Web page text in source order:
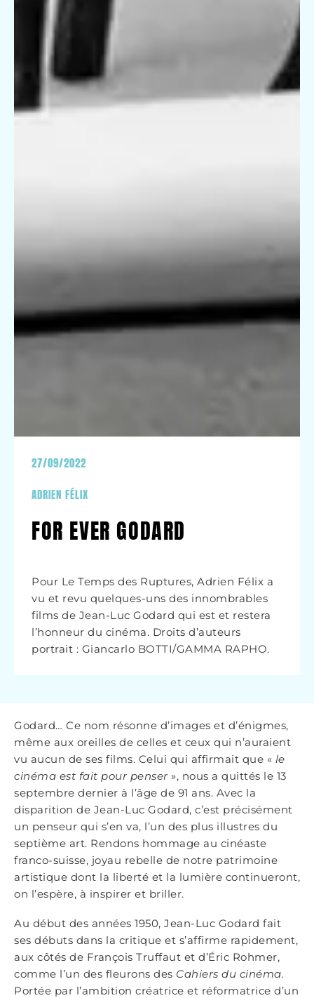
27/09/2022
ADRIEN FÉLIX
FOR EVER GODARD
Pour Le Temps des Ruptures, Adrien Félix a
vu et revu quelques-uns des innombrables
films de Jean-Luc Godard qui est et restera
l’honneur du cinéma. Droits d’auteurs
portrait : Giancarlo BOTTI/GAMMA RAPHO.
Godard… Ce nom résonne d’images et d’énigmes,
même aux oreilles de celles et ceux qui n’auraient
vu aucun de ses films. Celui qui affirmait que « le
cinéma est fait pour penser», nous a quittés le 13
septembre dernier à l’âge de 91 ans. Avec la
disparition de Jean-Luc Godard, c’est précisément
un penseur qui s’en va, l’un des plus illustres du
septième art. Rendons hommage au cinéaste
franco-suisse, joyau rebelle de notre patrimoine
artistique dont la liberté et la lumière continueront,
on l’espère, à inspirer et briller.
Au début des années 1950, Jean-Luc Godard fait
ses débuts dans la critique et s’affirme rapidement,
aux côtés de François Truffaut et d’Éric Rohmer,
comme l’un des fleurons des Cahiers du cinéma.
Portée par l’ambition créatrice et réformatrice d’un